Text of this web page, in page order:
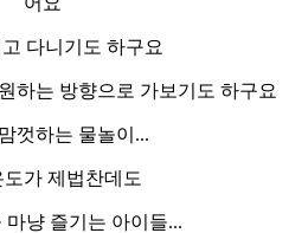
다니기도 하구요
하는 방향으로 가보기도 하구요
껏하는 물놀이...
도가 제법찬데도
마냥 즐기는 아이들...